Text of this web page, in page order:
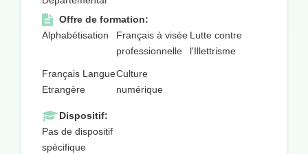
Offre de formation:
Alphabétisation
Français à visée
professionnelle
Lutte contre
l'Illettrisme
Français Langue
Etrangère
Culture
numérique
Dispositif:
Pas de dispositif
spécifique